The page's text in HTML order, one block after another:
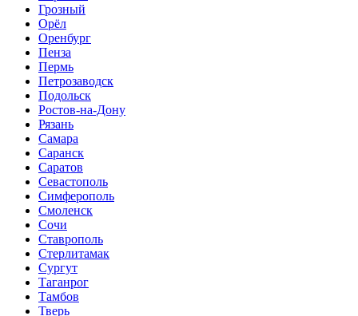
Грозный
Орёл
Оренбург
Пенза
Пермь
Петрозаводск
Подольск
Ростов-на-Дону
Рязань
Самара
Саранск
Саратов
Севастополь
Симферополь
Смоленск
Сочи
Ставрополь
Стерлитамак
Сургут
Таганрог
Тамбов
Тверь